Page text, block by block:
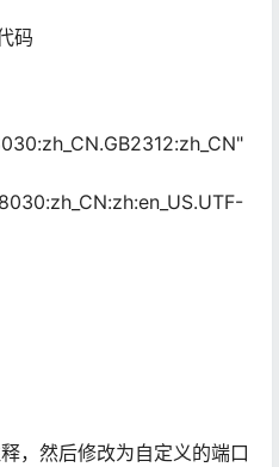
码
，然后修改为自定义的端口